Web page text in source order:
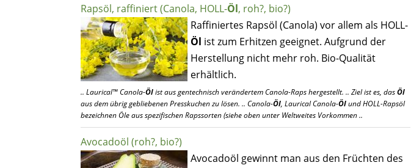
Rapsöl, raffiniert (Canola, HOLL-Öl, roh?, bio?)
Raffiniertes Rapsöl (Canola) vor allem als HOLL-
Öl ist zum Erhitzen geeignet. Aufgrund der
Herstellung nicht mehr roh. Bio-Qualität
erhältlich.
.. Laurical™ Canola-Ölist aus gentechnisch verändertem Canola-Raps hergestellt. .. Ziel ist es, dasÖl
aus dem übrig gebliebenen Presskuchen zu lösen. .. Canola-Öl, Laurical Canola-Ölund HOLL-Rapsöl
bezeichnen Öle aus spezifischen Rapssorten (siehe oben unter Weltweites Vorkommen ..
Avocadoöl (roh?, bio?)
Avocadoöl gewinnt man aus den Früchten des